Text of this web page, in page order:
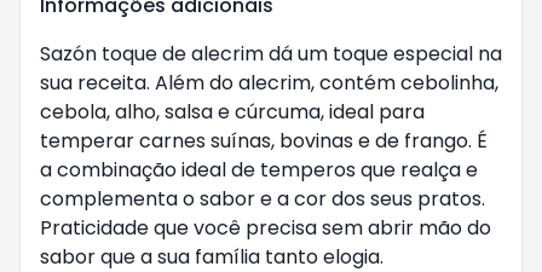
Sazón toque de alecrim dá um toque especial na
sua receita. Além do alecrim, contém cebolinha,
cebola, alho, salsa e cúrcuma, ideal para
temperar carnes suínas, bovinas e de frango. É
a combinação ideal de temperos que realça e
complementa o sabor e a cor dos seus pratos.
Praticidade que você precisa sem abrir mão do
sabor que a sua família tanto elogia.